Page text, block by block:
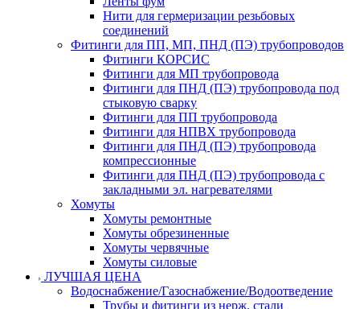
Нити для гермеризации резьбовых
соединений
Фитинги для ПП, МП, ПНД (ПЭ) трубопроводов
Фитинги КОРСИС
Фитинги для МП трубопровода
Фитинги для ПНД (ПЭ) трубопровода под
стыковую сварку
Фитинги для ПП трубопровода
Фитинги для НПВХ трубопровода
Фитинги для ПНД (ПЭ) трубопровода
компрессионные
Фитинги для ПНД (ПЭ) трубопровода с
закладными эл. нагревателями
Хомуты
Хомуты ремонтные
Хомуты обрезиненные
Хомуты червячные
Хомуты силовые
ЛУЧШАЯ ЦЕНА
Водоснабжение/Газоснабжение/Водоотведение
Трубы и фитинги из нерж. стали